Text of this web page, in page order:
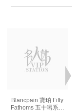
Blancpain 寶珀 Fifty
Fathoms 五十噚系列